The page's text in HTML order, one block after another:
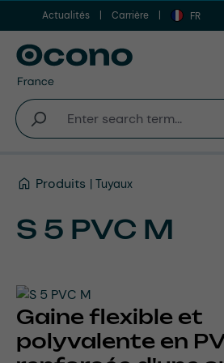
Aller au contenu principal
Actualités Carrière FR
Produits Tuyaux
S 5 PVC M
Gaine flexible et
polyvalente en